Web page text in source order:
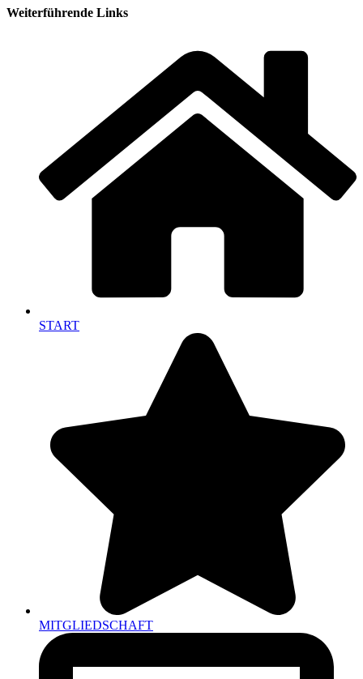
Weiterführende Links
START
MITGLIEDSCHAFT